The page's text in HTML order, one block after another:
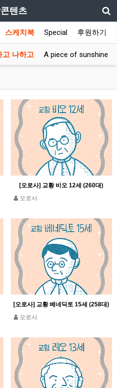
텐츠
스케치북 Special 후원하기
고 나하고 A piece of sunshine
[오로사] 교황 비오 12세 (260대)
오로사
[오로사] 교황 베네딕토 15세 (258대)
오로사